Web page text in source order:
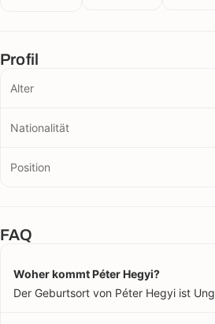
Profil
Alter
Nationalität
Position
FAQ
Woher kommt Péter Hegyi?
Der Geburtsort von Péter Hegyi ist